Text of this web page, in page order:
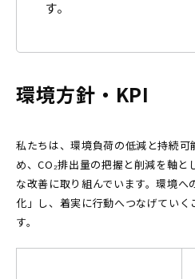
す。
環境方針・KPI
私たちは、環境負荷の低減と持続
め、CO₂排出量の把握と削減を軸
な改善に取り組んでいます。環境へ
化」し、着実に行動へつなげてい
す。